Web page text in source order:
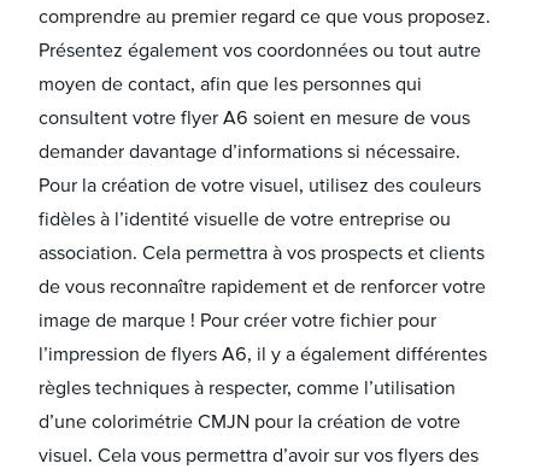
comprendre au premier regard ce que vous proposez.
Présentez également vos coordonnées ou tout autre
moyen de contact, afin que les personnes qui
consultent votre flyer A6 soient en mesure de vous
demander davantage d’informations si nécessaire.
Pour la création de votre visuel, utilisez des couleurs
fidèles à l’identité visuelle de votre entreprise ou
association. Cela permettra à vos prospects et clients
de vous reconnaître rapidement et de renforcer votre
image de marque ! Pour créer votre fichier pour
l’impression de flyers A6, il y a également différentes
règles techniques à respecter, comme l’utilisation
d’une colorimétrie CMJN pour la création de votre
visuel. Cela vous permettra d’avoir sur vos flyers des